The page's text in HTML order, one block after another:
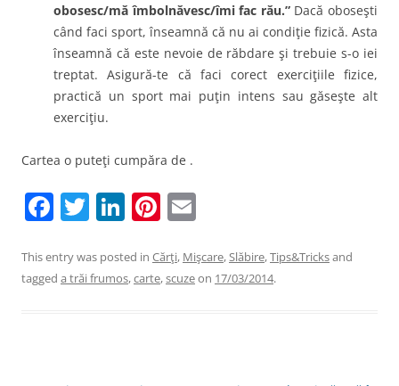
obosesc/mă îmbolnăvesc/îmi fac rău.” Dacă oboseşti
când faci sport, înseamnă că nu ai condiţie fizică. Asta
înseamnă că este nevoie de răbdare şi trebuie s-o iei
treptat. Asigură-te că faci corect exerciţiile fizice,
practică un sport mai puţin intens sau găseşte alt
exerciţiu.
Cartea o puteţi cumpăra de .
F
c
e
o
T
itt
er
Li
k
e
Pi
er
e
ai
l
This entry was posted in Cărţi, Mişcare,Slăbire,Tips&Tricksand
tagged a trăi frumos,carte,scuzeon 17/03/2014.